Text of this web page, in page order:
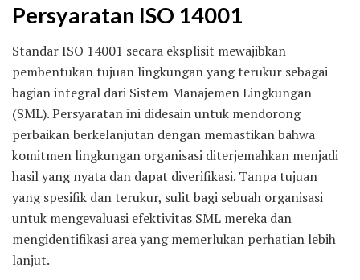
Persyaratan ISO 14001
Standar ISO 14001 secara eksplisit mewajibkan
pembentukan tujuan lingkungan yang terukur sebagai
bagian integral dari Sistem Manajemen Lingkungan
(SML). Persyaratan ini didesain untuk mendorong
perbaikan berkelanjutan dengan memastikan bahwa
komitmen lingkungan organisasi diterjemahkan menjadi
hasil yang nyata dan dapat diverifikasi. Tanpa tujuan
yang spesifik dan terukur, sulit bagi sebuah organisasi
untuk mengevaluasi efektivitas SML mereka dan
mengidentifikasi area yang memerlukan perhatian lebih
lanjut.